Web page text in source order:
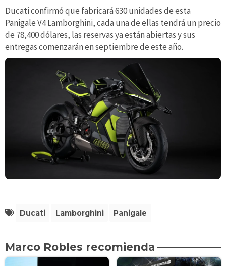
Ducati confirmó que fabricará 630 unidades de esta
Panigale V4 Lamborghini, cada una de ellas tendrá un precio
de 78,400 dólares, las reservas ya están abiertas y sus
entregas comenzarán en septiembre de este año.
Ducati Lamborghini Panigale
Marco Robles recomienda